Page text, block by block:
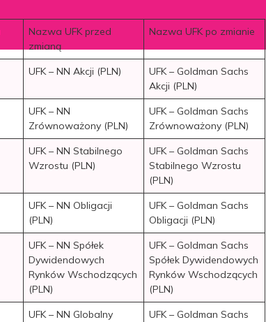
Nazwa UFK przed
zmianą
Nazwa UFK po zmianie
UFK – NN Akcji (PLN)
UFK – Goldman Sachs
Akcji (PLN)
UFK – NN
Zrównoważony (PLN)
UFK – Goldman Sachs
Zrównoważony (PLN)
UFK – NN Stabilnego
Wzrostu (PLN)
UFK – Goldman Sachs
Stabilnego Wzrostu
(PLN)
UFK – NN Obligacji
(PLN)
UFK – Goldman Sachs
Obligacji (PLN)
UFK – NN Spółek
Dywidendowych
Rynków Wschodzących
(PLN)
UFK – Goldman Sachs
Spółek Dywidendowych
Rynków Wschodzących
(PLN)
UFK – NN Globalny
UFK – Goldman Sachs